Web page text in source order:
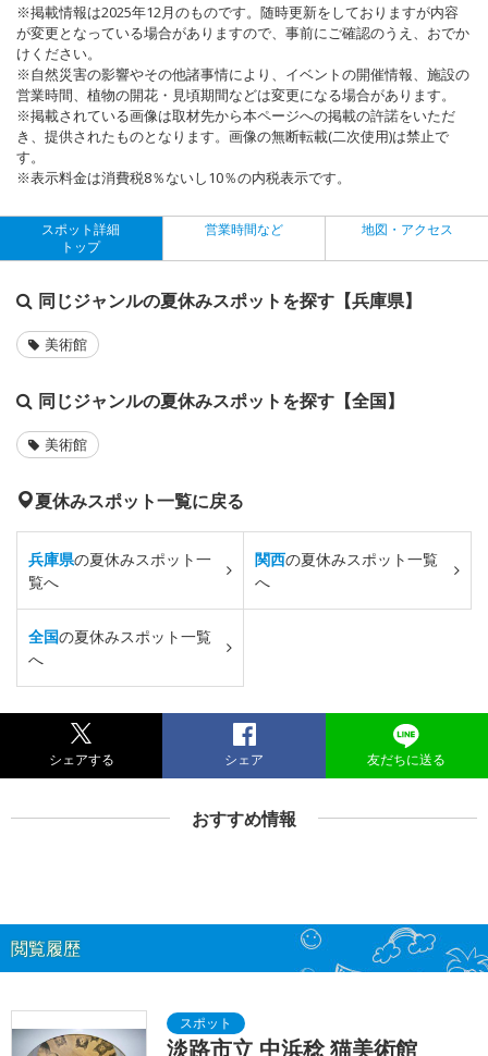
※掲載情報は2025年12月のものです。随時更新をしておりますが内容
が変更となっている場合がありますので、事前にご確認のうえ、おでか
けください。
※自然災害の影響やその他諸事情により、イベントの開催情報、施設の
営業時間、植物の開花・見頃期間などは変更になる場合があります。
※掲載されている画像は取材先から本ページへの掲載の許諾をいただ
き、提供されたものとなります。画像の無断転載(二次使用)は禁止で
す。
※表示料金は消費税8％ないし10％の内税表示です。
スポット詳細
トップ
営業時間など 地図・アクセス
同じジャンルの夏休みスポットを探す【兵庫県】
美術館
同じジャンルの夏休みスポットを探す【全国】
美術館
夏休みスポット一覧に戻る
兵庫県の夏休みスポット一
覧へ
関西の夏休みスポット一覧
へ
全国の夏休みスポット一覧
へ
シェアする シェア 友だちに送る
おすすめ情報
閲覧履歴
淡路市立 中浜稔 猫美術館